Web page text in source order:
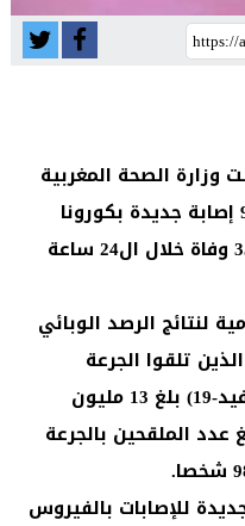
وزارة الصحة المغربية
اليوم الجمعة ، عن تسجيل 9128 إصابة جديدة بكورونا
المستجد و 4425 حالة شفاء و 35 وفاة خلال ال24 ساعة
لنتائج الرصد الوبائي
الذين تلقوا الجرعة
الأولى من اللقاح المضاد ل(كوفيد-19) بلغ 13 مليون
بلغ عدد الملقحين بالجرعة
للإصابات بالفيروس